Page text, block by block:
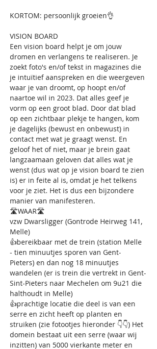
KORTOM: persoonlijk groeien👌
VISION BOARD
Een vision board helpt je om jouw
dromen en verlangens te realiseren. Je
zoekt foto's en/of tekst in magazines die
je intuïtief aanspreken en die weergeven
waar je van droomt, op hoopt en/of
naartoe wil in 2023. Dat alles geef je
vorm op een groot blad. Door dat blad
op een zichtbaar plekje te hangen, kom
je dagelijks (bewust en onbewust) in
contact met wat je graagt wenst. En
geloof het of niet, maar je brein gaat
langzaamaan geloven dat alles wat je
wenst (dus wat op je vision board te zien
is) er in feite al is, omdat je het telkens
voor je ziet. Het is dus een bijzondere
manier van manifesteren.
🛣️WAAR🛣️
vzw Dwarsligger (Gontrode Heirweg 141,
Melle)
👍bereikbaar met de trein (station Melle
- tien minuutjes sporen van Gent-
Pieters) en dan nog 18 minuutjes
wandelen (er is trein die vertrekt in Gent-
Sint-Pieters naar Mechelen om 9u21 die
halthoudt in Melle)
👍prachtige locatie die deel is van een
serre en zicht heeft op planten en
struiken (zie fotootjes hieronder 👇👇) Het
domein bestaat uit een serre (waar wij
inzitten) van 5000 vierkante meter en